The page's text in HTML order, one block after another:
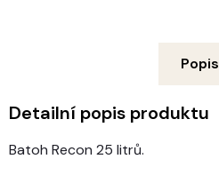
Popis
Detailní popis produktu
Batoh Recon 25 litrů.